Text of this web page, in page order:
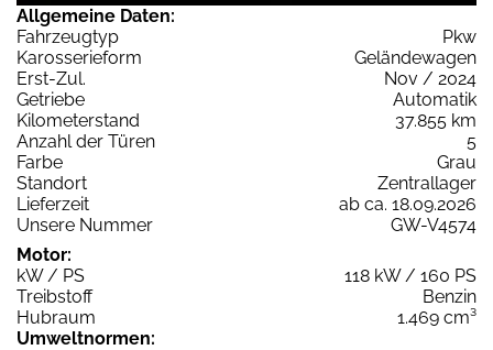
Allgemeine Daten:
Fahrzeugtyp
Pkw
Karosserieform
Geländewagen
Erst-Zul.
Nov / 2024
Getriebe
Automatik
Kilometerstand
37.855 km
Anzahl der Türen
5
Farbe
Grau
Standort
Zentrallager
Lieferzeit
ab ca. 18.09.2026
Unsere Nummer
GW-V4574
Motor:
kW / PS
118 kW / 160 PS
Treibstoff
Benzin
Hubraum
1.469 cm³
Umweltnormen: